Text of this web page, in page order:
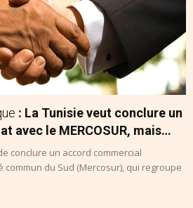
: La Tunisie veut conclure un
avec le MERCOSUR, mais…
conclure un accord commercial
du Sud (Mercosur), qui regroupe